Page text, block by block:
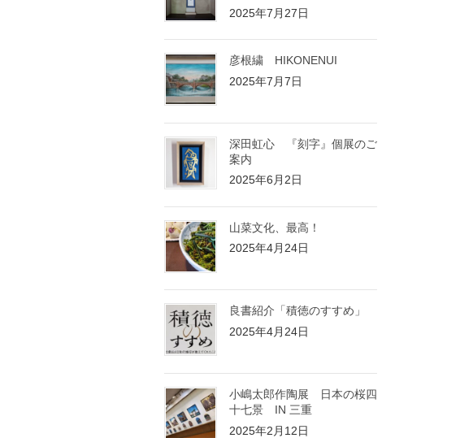
2025年7月27日
彦根繍 HIKONENUI
2025年7月7日
深田虹心 『刻字』個展のご
案内
2025年6月2日
山菜文化、最高！
2025年4月24日
良書紹介「積徳のすすめ」
2025年4月24日
小嶋太郎作陶展 日本の桜四
十七景 IN 三重
2025年2月12日